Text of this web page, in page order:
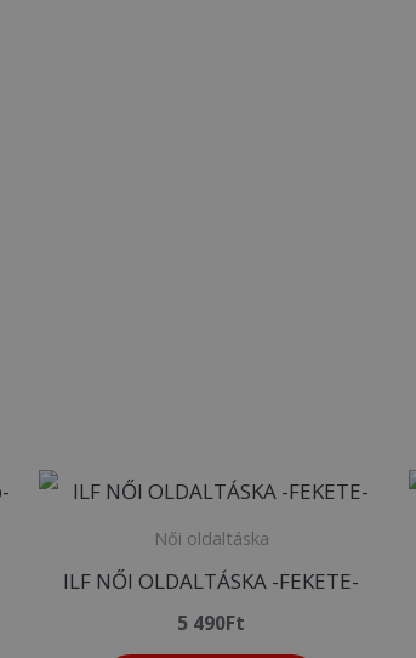
Női oldaltáska
ILF NŐI OLDALTÁSKA -FEKETE-
5 490Ft